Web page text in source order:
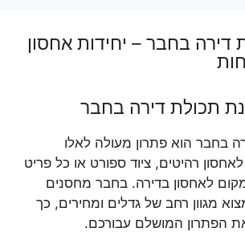
דירה בחבר – יחידות אחסון
תכולת דירה בחבר
בחבר הוא פתרון מעולה לאלו
רהיטים, ציוד ספורט או כל פריט
לאחסון בדירה. בחבר מחסנים
מגוון רחב של גדלים ומחירים, כך
הפתרון המושלם עבורכם.